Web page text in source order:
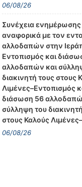
06/08/26
Συνέχεια ενημέρωσης
αναφορικά με τον
αλλοδαπών στην
Εντοπισμός και
αλλοδαπών και
διακινητή τους στους
Λιμένες–Εντοπισμός
διάσωση 56
σύλληψη του
στους Καλούς
06/08/26